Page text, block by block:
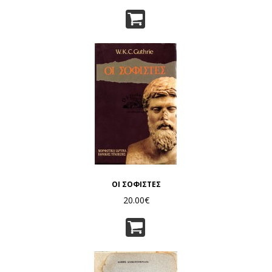
ΟΙ ΣΟΦΙΣΤΕΣ
20.00€